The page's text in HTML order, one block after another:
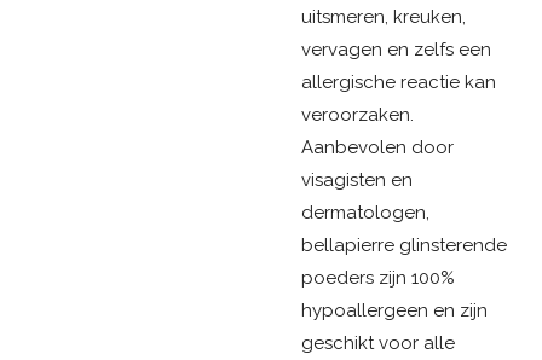
uitsmeren, kreuken,
vervagen en zelfs een
allergische reactie kan
veroorzaken.
Aanbevolen door
visagisten en
dermatologen,
bellapierre glinsterende
poeders zijn 100%
hypoallergeen en zijn
geschikt voor alle